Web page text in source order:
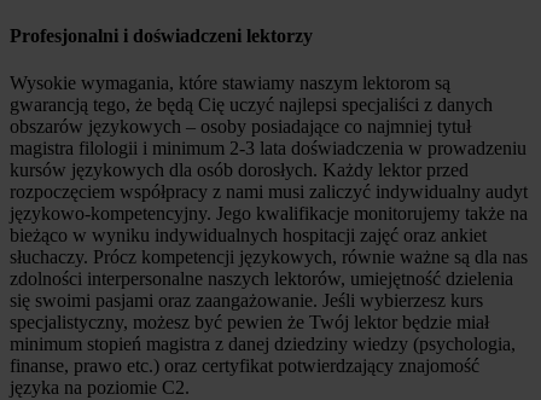
Profesjonalni i doświadczeni lektorzy
Wysokie wymagania, które stawiamy naszym lektorom są
gwarancją tego, że będą Cię uczyć najlepsi specjaliści z danych
obszarów językowych – osoby posiadające co najmniej tytuł
magistra filologii i minimum 2-3 lata doświadczenia w prowadzeniu
kursów językowych dla osób dorosłych. Każdy lektor przed
rozpoczęciem współpracy z nami musi zaliczyć indywidualny audyt
językowo-kompetencyjny. Jego kwalifikacje monitorujemy także na
bieżąco w wyniku indywidualnych hospitacji zajęć oraz ankiet
słuchaczy. Prócz kompetencji językowych, równie ważne są dla nas
zdolności interpersonalne naszych lektorów, umiejętność dzielenia
się swoimi pasjami oraz zaangażowanie. Jeśli wybierzesz kurs
specjalistyczny, możesz być pewien że Twój lektor będzie miał
minimum stopień magistra z danej dziedziny wiedzy (psychologia,
finanse, prawo etc.) oraz certyfikat potwierdzający znajomość
języka na poziomie C2.